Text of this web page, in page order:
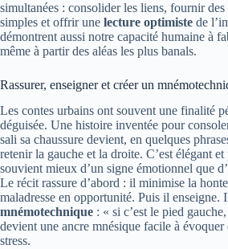
simultanées : consolider les liens, fournir
simples et offrir une lecture optimiste de
démontrent aussi notre capacité humaine à
même à partir des aléas les plus banals.
Rassurer, enseigner et créer un
Les contes urbains ont souvent une finalité
déguisée. Une histoire inventée pour
sali sa chaussure devient, en quelques
retenir la gauche et la droite. C’est élégant
souvient mieux d’un signe émotionnel que
Le récit rassure d’abord : il minimise la
maladresse en opportunité. Puis il enseigne.
mnémotechnique : « si c’est le pied
devient une ancre mnésique facile à évoquer
stress.